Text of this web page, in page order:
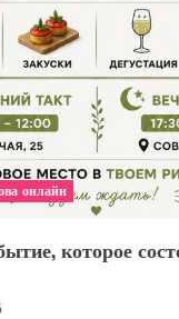
онлайн
которое